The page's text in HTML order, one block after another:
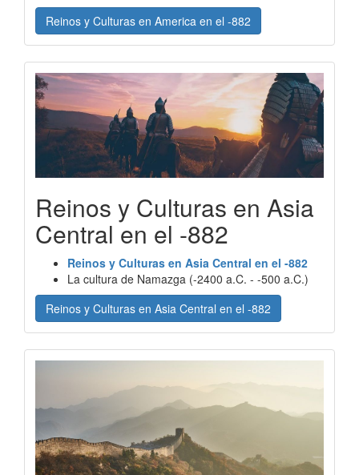
Reinos y Culturas en America en el -882
Reinos y Culturas en Asia
Central en el -882
Reinos y Culturas en Asia Central en el -882
La cultura de Namazga (-2400 a.C. - -500 a.C.)
Reinos y Culturas en Asia Central en el -882